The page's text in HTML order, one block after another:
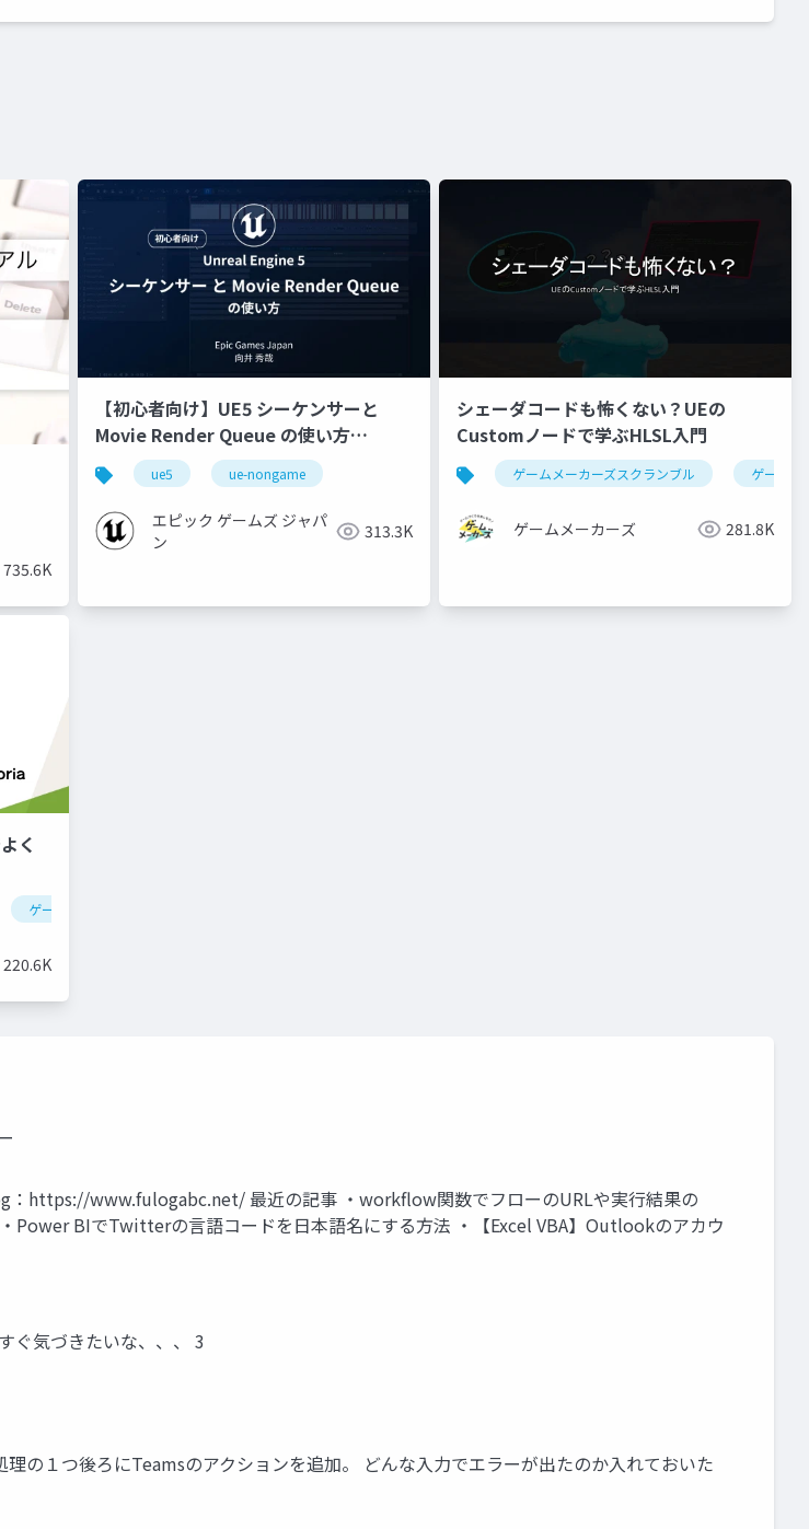
735.6K
【初心者向け】UE5 シーケンサーと
Movie Render Queue の使い方
【Cinematic Dive 2023】
ue5 ue-nongame
エピック ゲームズ ジャパ
ン
313.3K
シェーダコードも怖くない？UEの
Customノードで学ぶHLSL入門
ゲームメーカーズスクランブル ゲーム制
ゲームメーカーズ 281.8K
く
ゲーム制作
220.6K
https://www.fulogabc.net/ 最近の記事 ・workflow関数でフローのURLや実行結果の
Power BIでTwitterの言語コードを日本語名にする方法 ・【Excel VBA】Outlookのアカウ
ぐ気づきたいな、、、 3
の１つ後ろにTeamsのアクションを追加。 どんな入力でエラーが出たのか入れておいた